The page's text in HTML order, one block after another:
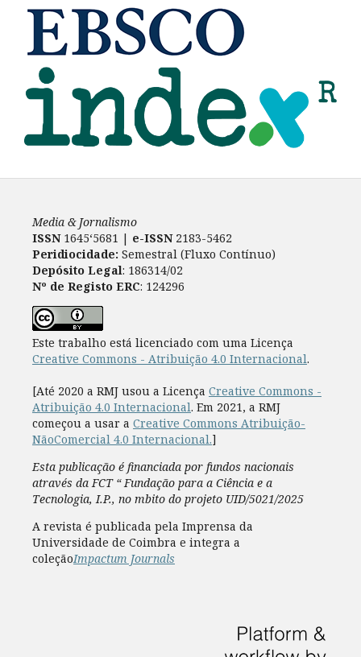
Media & Jornalismo
ISSN 1645‘5681 | e-ISSN2183-5462
Peridiocidade: Semestral (Fluxo Contínuo)
Depósito Legal: 186314/02
Nº de Registo ERC: 124296
Este trabalho está licenciado com uma Licença
Creative Commons - Atribuição 4.0 Internacional.
[Até 2020 a RMJ usou a Licença Creative Commons -
Atribuição 4.0 Internacional. Em 2021, a RMJ
começou a usar a Creative Commons Atribuição-
NãoComercial 4.0 Internacional.]
Esta publicação é financiada por fundos nacionais
através da FCT “ Fundação para a Ciência e a
Tecnologia, I.P., no mbito do projeto UID/5021/2025
A revista é publicada pela Imprensa da
Universidade de Coimbra e integra a
coleçãoImpactum Journals